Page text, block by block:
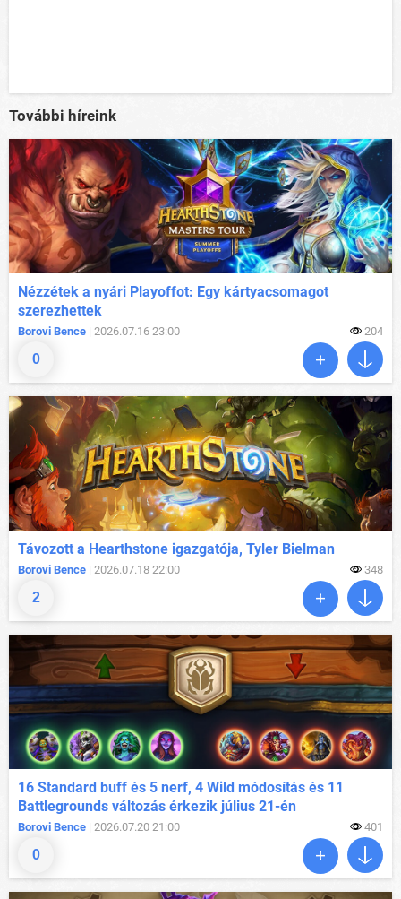
További híreink
0
Nézzétek a nyári Playoffot: Egy kártyacsomagot
szerezhettek
Borovi Bence | 2026.07.16 23:00 204
2
Távozott a Hearthstone igazgatója, Tyler Bielman
Borovi Bence | 2026.07.18 22:00 348
0
16 Standard buff és 5 nerf, 4 Wild módosítás és 11
Battlegrounds változás érkezik július 21-én
Borovi Bence | 2026.07.20 21:00 401